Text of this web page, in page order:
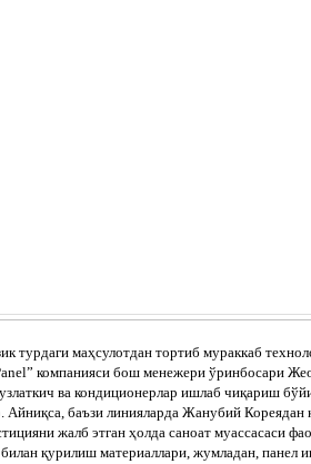
маҳсулотдан тортиб мураккаб
компанияси бош менежери ўринбосари
ва кондиционерлар ишлаб чиқариш
Айниқса, баъзи линияларда Жанубий
жалб этган ҳолда саноат муассасаси
қурилиш материаллари, жумладан, панел